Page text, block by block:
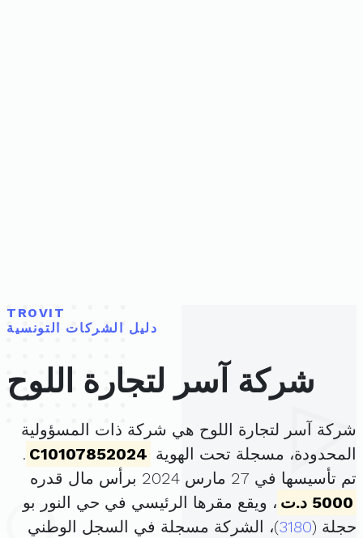
TROVIT
دليل الشركات التونسية
شركة آسر لتجارة اللوح
شركة آسر لتجارة اللوح هي شركة ذات المسؤولية
المحدودة، مسجلة تحت الهوية C10107852024
.
تم تأسيسها في 27 مارس 2024 برأس مال قدره
5000 د.ت
، ويقع مقرها الرئيسي في حي النور بو
حجلة (3180)، الشركة مسجلة في السجل الوطني